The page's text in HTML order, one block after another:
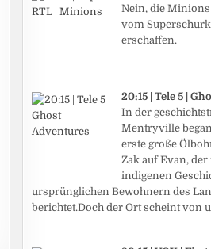
Nein, die
vom
erschaffen.
20:15 | Tele 5 |
In der
Mentryville
erste große
Zak auf Evan,
indigenen
ursprünglichen Bewohnern des
berichtet.Doch der Ort scheint von